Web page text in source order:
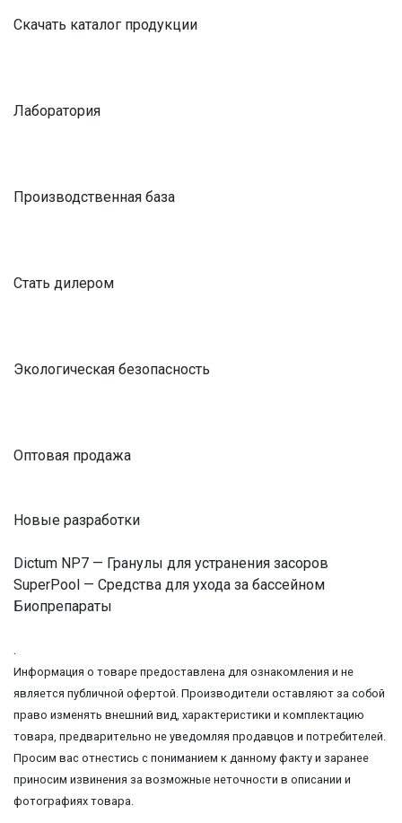
Скачать каталог продукции
Лаборатория
Производственная база
Стать дилером
Экологическая безопасность
Оптовая продажа
Новые разработки
Dictum NP7 — Гранулы для устранения засоров
SuperPool — Средства для ухода за бассейном
Биопрепараты
.
Информация о товаре предоставлена для ознакомления и не
является публичной офертой. Производители оставляют за собой
право изменять внешний вид, характеристики и комплектацию
товара, предварительно не уведомляя продавцов и потребителей.
Просим вас отнестись с пониманием к данному факту и заранее
приносим извинения за возможные неточности в описании и
фотографиях товара.